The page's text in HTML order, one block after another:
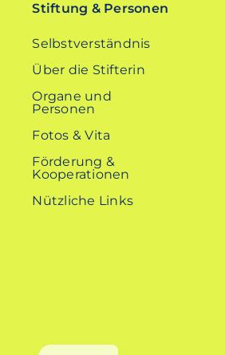
Stiftung & Personen
Selbstverständnis
Über die Stifterin
Organe und
Personen
Fotos & Vita
Förderung &
Kooperationen
Nützliche Links